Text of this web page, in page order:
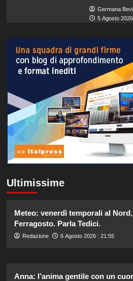
Germana
5 Agosto
Ultimissime
Meteo: venerdì temporali al
Ferragosto. Parla Tedici.
Redazione 6 Agosto 2026 : 21:55
Anna: l’anima gentile con un